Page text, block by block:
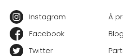
Instagram
Facebook
Twitter
À
Blog